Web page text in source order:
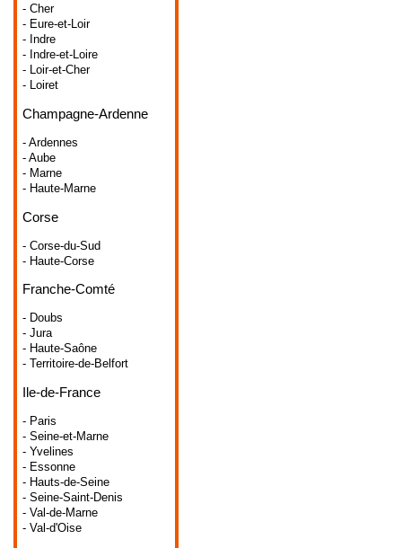
- Cher
- Eure-et-Loir
- Indre
- Indre-et-Loire
- Loir-et-Cher
- Loiret
Champagne-Ardenne
- Ardennes
- Aube
- Marne
- Haute-Marne
Corse
- Corse-du-Sud
- Haute-Corse
Franche-Comté
- Doubs
- Jura
- Haute-Saône
- Territoire-de-Belfort
Ile-de-France
- Paris
- Seine-et-Marne
- Yvelines
- Essonne
- Hauts-de-Seine
- Seine-Saint-Denis
- Val-de-Marne
- Val-d'Oise